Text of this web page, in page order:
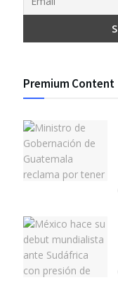
Premium Content